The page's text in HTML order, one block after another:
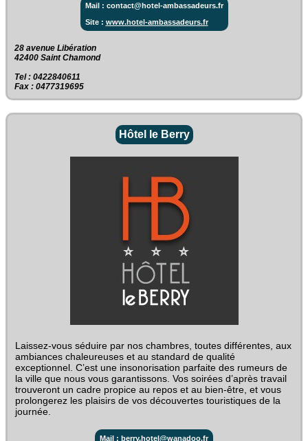
Mail : contact@hotel-ambassadeurs.fr
Site : www.hotel-ambassadeurs.fr
28 avenue Libération‎
42400 Saint Chamond
Tel : 0422840611
Fax : 0477319695
Hôtel le Berry
Laissez-vous séduire par nos chambres, toutes différentes, aux
ambiances chaleureuses et au standard de qualité
exceptionnel. C’est une insonorisation parfaite des rumeurs de
la ville que nous vous garantissons. Vos soirées d’après travail
trouveront un cadre propice au repos et au bien-être, et vous
prolongerez les plaisirs de vos découvertes touristiques de la
journée.
Mail : berry.hotel@wanadoo.fr